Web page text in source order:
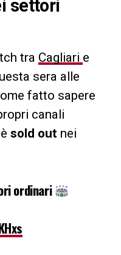
settori
tra Cagliari e
sera alle
fatto sapere
canali
è sold outnei
ordinari